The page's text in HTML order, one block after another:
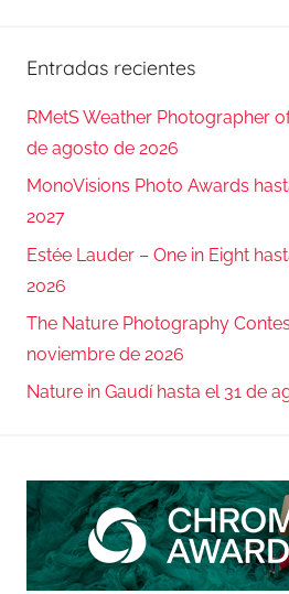
Entradas recientes
RMetS Weather Photographer
de agosto de 2026
MonoVisions Photo Awards
2027
Estée Lauder – One in Eight
2026
The Nature Photography
noviembre de 2026
Nature in Gaudí hasta el 31 de